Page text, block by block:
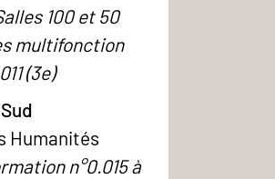
100 et 50
multifonction
(3e)
Humanités
n°0.015 à